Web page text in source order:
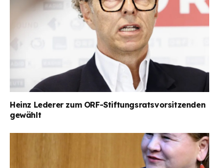
Heinz Lederer zum ORF-Stiftungsratsvorsitzenden
gewählt